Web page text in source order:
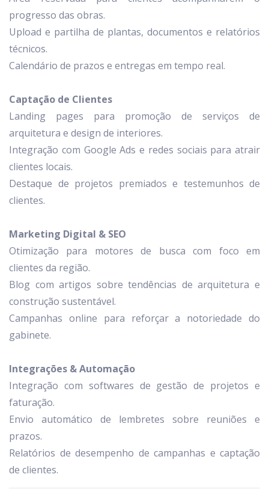
progresso das obras.
Upload e partilha de plantas, documentos e relatórios
técnicos.
Calendário de prazos e entregas em tempo real.
Captação de Clientes
Landing pages para promoção de serviços de
arquitetura e design de interiores.
Integração com Google Ads e redes sociais para atrair
clientes locais.
Destaque de projetos premiados e testemunhos de
clientes.
Marketing Digital & SEO
Otimização para motores de busca com foco em
clientes da região.
Blog com artigos sobre tendências de arquitetura e
construção sustentável.
Campanhas online para reforçar a notoriedade do
gabinete.
Integrações & Automação
Integração com softwares de gestão de projetos e
faturação.
Envio automático de lembretes sobre reuniões e
prazos.
Relatórios de desempenho de campanhas e captação
de clientes.